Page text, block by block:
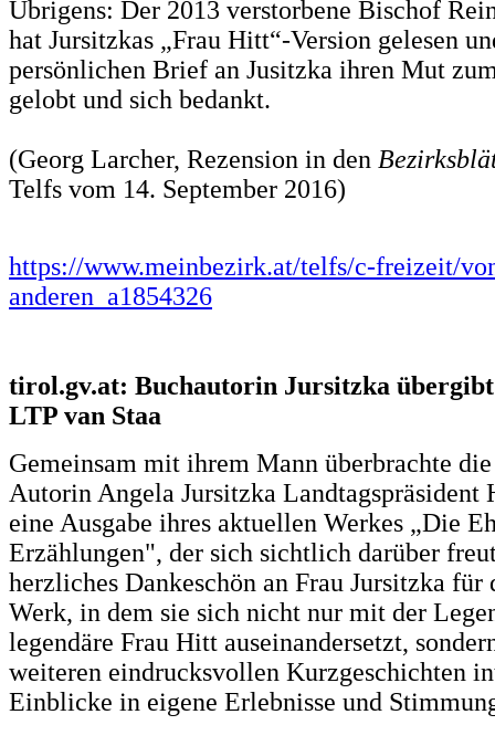
Übrigens: Der 2013 verstorbene Bischof
hat Jursitzkas „Frau Hitt“-Version gelesen
persönlichen Brief an Jusitzka ihren Mut
gelobt und sich bedankt.
(Georg Larcher, Rezension in den
Telfs vom 14. September 2016)
https://www.meinbezirk.at/telfs/c-freizeit/
anderen_a1854326
tirol.gv.at: Buchautorin Jursitzka übergibt
LTP van Staa
Gemeinsam mit ihrem Mann überbrachte
Autorin Angela Jursitzka Landtagspräsident
eine Ausgabe ihres aktuellen Werkes „Die
Erzählungen", der sich sichtlich darüber
herzliches Dankeschön an Frau Jursitzka für
Werk, in dem sie sich nicht nur mit der
legendäre Frau Hitt auseinandersetzt,
weiteren eindrucksvollen Kurzgeschichten
Einblicke in eigene Erlebnisse und